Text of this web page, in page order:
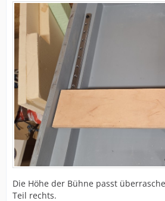
Die Höhe der Bühne passt
Teil rechts.